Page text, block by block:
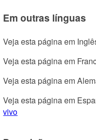
Em outras línguas
Veja esta página em
Veja esta página em
Veja esta página em
Veja esta página em
vivo